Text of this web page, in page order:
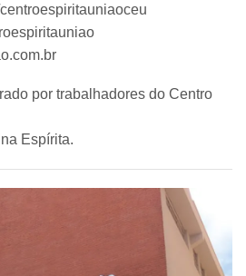
por trabalhadores do Centro
Espírita.